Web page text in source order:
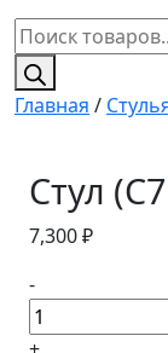
Поиск
товаров
Главная /
Стул
7,300₽
-